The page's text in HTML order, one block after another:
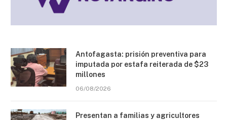
Antofagasta: prisión preventiva para
imputada por estafa reiterada de $23
millones
06/08/2026
Presentan a familias y agricultores